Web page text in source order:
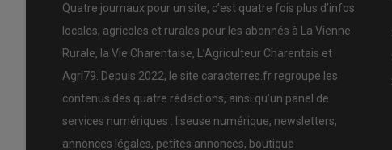
Quatre journaux pour un site, c’est quatre fois plus d’infos
locales, agricoles et rurales pour les abonnés à La Vienne
Rurale, la Vie Charentaise, L’Agriculteur Charentais et
Agri79. Depuis 2022, le site caracterres.fr regroupe les
contenus des quatre rédactions, ainsi qu’un panel de
services numériques : liseuse numérique, newsletters,
annonces légales, petites annonces, boutique